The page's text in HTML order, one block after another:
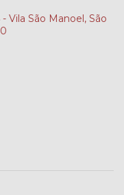
Vila São Manoel, São